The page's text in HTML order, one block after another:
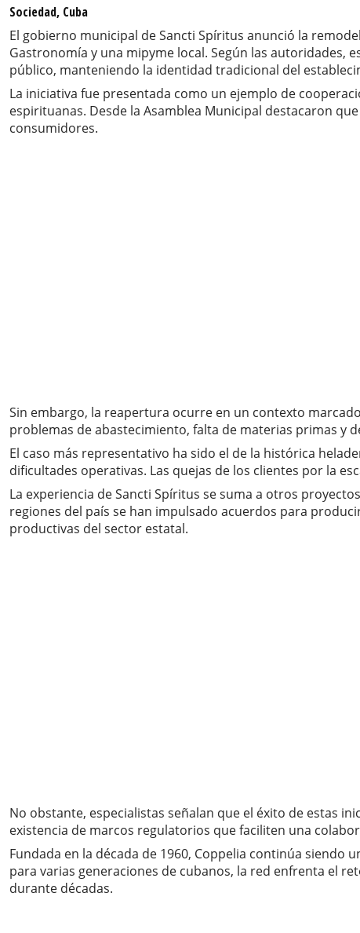
Sociedad, Cuba
El gobierno municipal de Sancti Spíritus anunció la
Gastronomía y una mipyme local. Según las autoridades,
público, manteniendo la identidad tradicional del
La iniciativa fue presentada como un ejemplo de
espirituanas. Desde la Asamblea Municipal destacaron
consumidores.
Sin embargo, la reapertura ocurre en un contexto
problemas de abastecimiento, falta de materias primas y
El caso más representativo ha sido el de la histórica
dificultades operativas. Las quejas de los clientes por la
La experiencia de Sancti Spíritus se suma a otros
regiones del país se han impulsado acuerdos para
productivas del sector estatal.
No obstante, especialistas señalan que el éxito de estas
existencia de marcos regulatorios que faciliten una
Fundada en la década de 1960, Coppelia continúa siendo
para varias generaciones de cubanos, la red enfrenta el
durante décadas.